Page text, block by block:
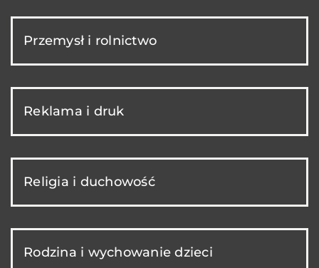
Przemysł i rolnictwo
Reklama i druk
Religia i duchowość
Rodzina i wychowanie dzieci